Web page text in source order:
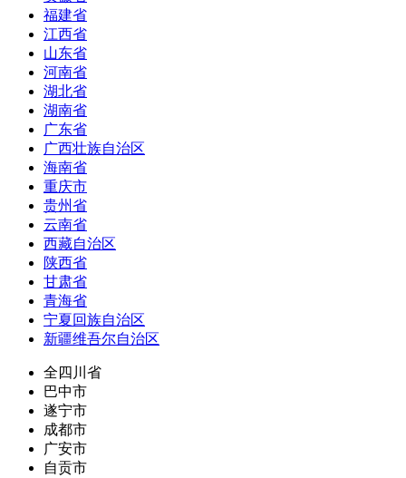
福建省
江西省
山东省
河南省
湖北省
湖南省
广东省
广西壮族自治区
海南省
重庆市
贵州省
云南省
西藏自治区
陕西省
甘肃省
青海省
宁夏回族自治区
新疆维吾尔自治区
全四川省
巴中市
遂宁市
成都市
广安市
自贡市